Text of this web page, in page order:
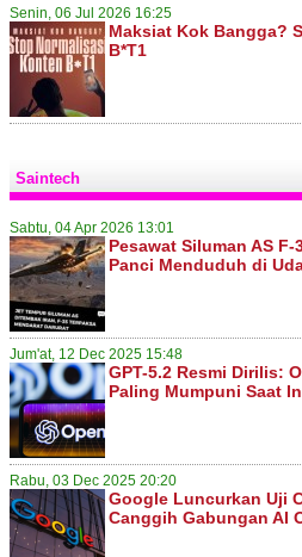
Senin, 06 Jul 2026 16:25
Maksiat Kok Bangga?
B*T1
Saintech
Sabtu, 04 Apr 2026 13:01
Pesawat Siluman AS
Panci Menduduh di
Jum'at, 12 Dec 2025 15:48
GPT-5.2 Resmi Dirilis:
Paling Mumpuni Saat
Rabu, 03 Dec 2025 20:20
Google Luncurkan Uji
Canggih Gabungan AI